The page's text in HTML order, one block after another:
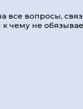
все вопросы,
чему не